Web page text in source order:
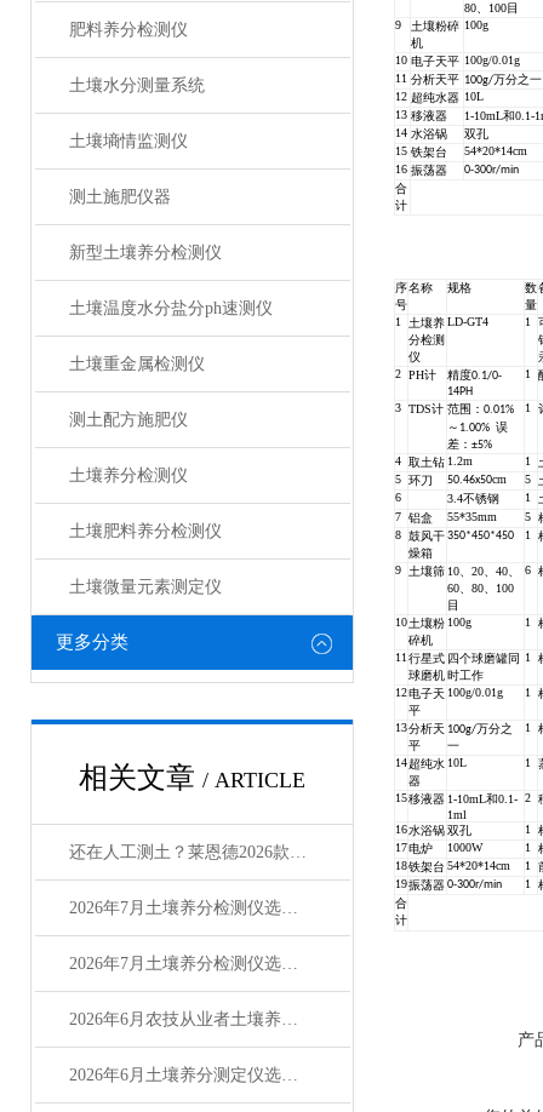
肥料养分检测仪
土壤水分测量系统
土壤墒情监测仪
测土施肥仪器
新型土壤养分检测仪
土壤温度水分盐分ph速测仪
土壤重金属检测仪
测土配方施肥仪
土壤养分检测仪
土壤肥料养分检测仪​
土壤微量元素测定仪
更多分类
相关文章 / ARTICLE
还在人工测土？莱恩德2026款土壤养分检测仪提效3倍
2026年7月土壤养分检测仪选型：农环领域选购指南
2026年7月土壤养分检测仪选购指南：品牌对比测评
2026年6月农技从业者土壤养分测定仪选购测评
2026年6月土壤养分测定仪选购攻略（适配农测场景）
80、100目
9
土壤粉碎
机
100g
10 电子天平 100g/0.01g
11 分析天平 100g/万分之一
12 超纯水器 10L
13 移液器
1-10mL和0.1-
14 水浴锅
双孔
15 铁架台
54*20*14cm
16 振荡器
0-300r/min
合
计
序
号
名称 规格
数
量
1
土壤养
分检测
仪
LD-GT4 1
2 PH计
精度0.1/0-
14PH
1
3 TDS计 范围：0.01%
～1.00% 误
差：±5%
1
4 取土钻 1.2m 1
5 环刀 50.46x50cm 5
6
3.4不锈钢 1
7 铝盒 55*35mm 5
8 鼓风干
燥箱
350*450*450 1
9 土壤筛 10、20、40、
60、80、100
目
6
10土壤粉
碎机
100g 1
11 行星式
球磨机
四个球磨罐同
时工作
1
12电子天
平
100g/0.01g 1
13分析天
平
100g/万分之
一
1
14超纯水
器
10L 1
15移液器 1-10mL和0.1-
1ml
2
16水浴锅双孔 1
17电炉 1000W 1
18铁架台 54*20*14cm 1
19振荡器0-300r/min 1
合
计
产